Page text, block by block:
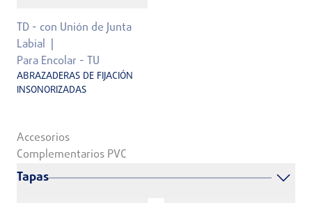
TD - con Unión de Junta
Labial
Para Encolar - TU
ABRAZADERAS DE FIJACIÓN
INSONORIZADAS
Accesorios
Complementarios PVC
Tapas